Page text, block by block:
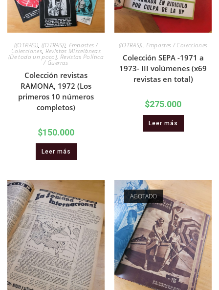
((OTRAS)), ((OTRAS)), Empastes /
Colecciones,Revistas Misceláneas
(De todo un poco), Revistas Política
/ Guerras
Colección revistas
RAMONA, 1972 (Los
primeros 10 números
completos)
$150.000
Leer más
((OTRAS)), Empastes / Colecciones
Colección SEPA -1971 a
1973- III volúmenes (x69
revistas en total)
$275.000
Leer más
AGOTADO